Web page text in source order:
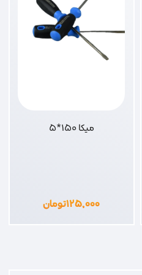
میکا 150*5
۱۲۵,۰۰۰تومان